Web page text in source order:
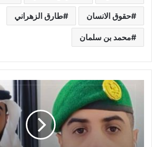
حقوق الانسان طارق الزهراني
محمد بن سلمان